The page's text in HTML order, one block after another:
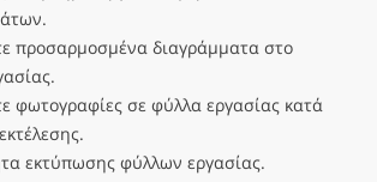
προσαρμοσμένα διαγράμματα στο
φωτογραφίες σε φύλλα εργασίας κατά
εκτύπωσης φύλλων εργασίας.